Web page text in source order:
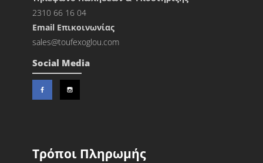
2310 66 16 04
Εmail Επικοινωνίας
sales@toufexoglou.com
Social Media
Τρόποι Πληρωμής